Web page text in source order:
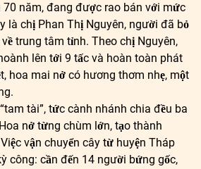
năm, đang được rao bán với mức
là chị Phan Thị Nguyên, người đã bỏ
trung tâm tỉnh. Theo chị Nguyên,
lên tới 9 tấc và hoàn toàn phát
hoa mai nở có hương thơm nhẹ, một
tài”, tức cành nhánh chia đều ba
nở từng chùm lớn, tạo thành
vận chuyển cây từ huyện Tháp
công: cần đến 14 người bứng gốc,